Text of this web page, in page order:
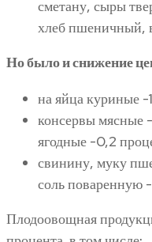
сметану, сыры
хлеб пшеничный,
Но было и снижение
на яйца куриные -
консервы мясные
ягодные -0,2
свинину, муку
соль поваренную
Плодоовощная